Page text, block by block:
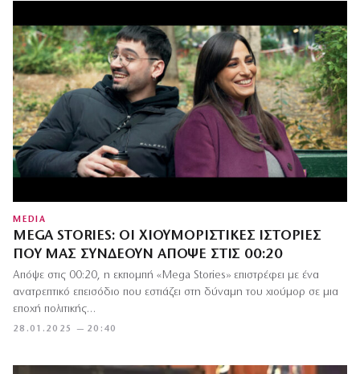
MEDIA
ΜEGA STORIES: ΟΙ ΧΙΟΥΜΟΡΙΣΤΙΚΈΣ ΙΣΤΟΡΊΕΣ
ΠΟΥ ΜΑΣ ΣΥΝΔΈΟΥΝ ΑΠΌΨΕ ΣΤΙΣ 00:20
28.01.2025 — 20:40
Απόψε στις 00:20, η εκπομπή «Mega Stories» επιστρέφει με ένα
ανατρεπτικό επεισόδιο που εστιάζει στη δύναμη του χιούμορ σε μια
εποχή πολιτικής…